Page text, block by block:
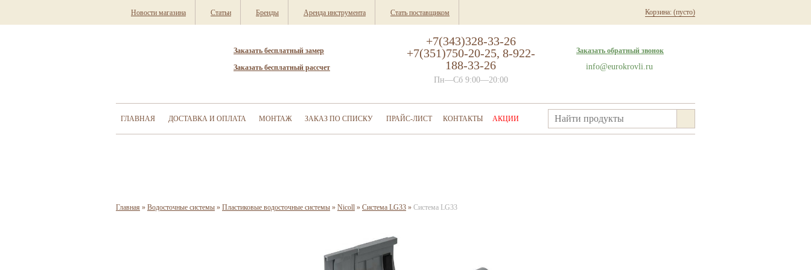
Новости магазина Статьи Бренды Аренда инструмента Стать поставщиком Корзина: (пусто)
Заказать бесплатный замер
Заказать бесплатный рассчет
+7(343)328-33-26
+7(351)750-20-25, 8-922-
188-33-26
Пн—Сб 9:00—20:00
Заказать обратный звонок
info@eurokrovli.ru
ГЛАВНАЯ ДОСТАВКА И ОПЛАТА МОНТАЖ ЗАКАЗ ПО СПИСКУ ПРАЙС-ЛИСТ КОНТАКТЫ АКЦИИ
Главная » Водосточные системы » Пластиковые водосточные системы » Nicoll » Система LG33 » Система LG33